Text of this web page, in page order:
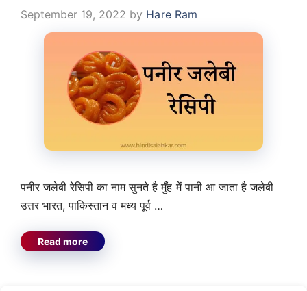
September 19, 2022 by Hare Ram
पनीर जलेबी रेसिपी का नाम सुनते है मुँह में पानी आ जाता है जलेबी
उत्तर भारत, पाकिस्तान व मध्य पूर्व …
Read more